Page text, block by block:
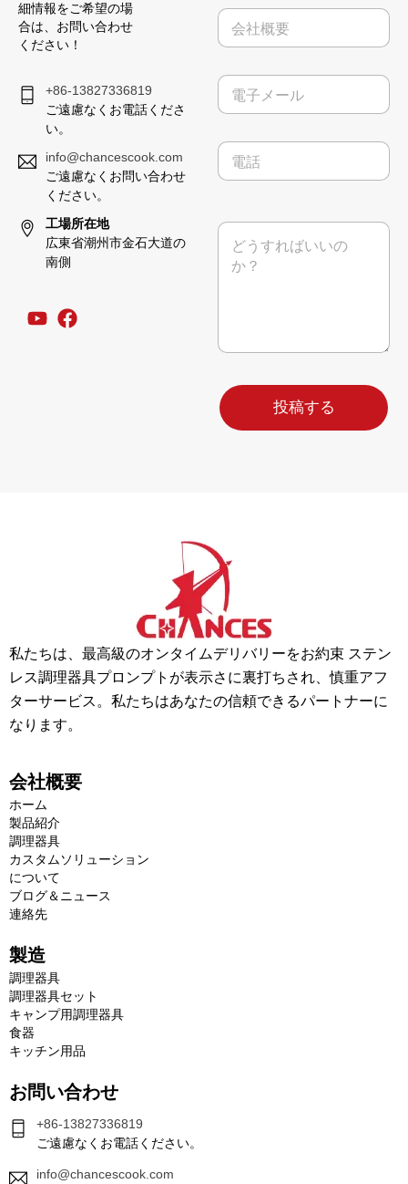
細情報をご希望の場
合は、お問い合わせ
ください！
+86-13827336819
ご遠慮なくお電話くださ
い。
info@chancescook.com
ご遠慮なくお問い合わせ
ください。
工場所在地
広東省潮州市金石大道の
南側
会
社
概
電
メ
ル
*
電
メ
帯
電
話
ー
ジ
投稿する
私たちは、最高級のオンタイムデリバリーをお約束 ステン
レス調理器具プロンプトが表示さに裏打ちされ、慎重アフ
ターサービス。私たちはあなたの信頼できるパートナーに
なります。
会社概要
ホーム
製品紹介
調理器具
カスタムソリューション
について
ブログ＆ニュース
連絡先
製造
調理器具
調理器具セット
キャンプ用調理器具
食器
キッチン用品
お問い合わせ
+86-13827336819
ご遠慮なくお電話ください。
info@chancescook.com